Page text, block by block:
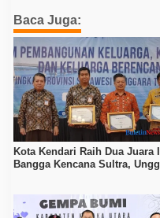
Baca Juga:
Kota Kendari Raih Dua Juara I
Bangga Kencana Sultra,